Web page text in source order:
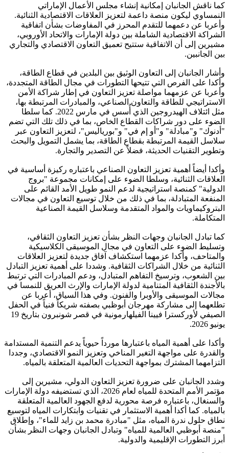
كما ناقش الجانبان إمكانية إنشاء مجلس الأعمال الإماراتي
النمساوي ليكون منصة داعمة لتعزيز العلاقات الاقتصادية الثنائية.
وأعربا عن دعمهما للتقدم المحرز في المفاوضات بشأن اتفاقية
الشراكة الاقتصادية الشاملة بين دولة الإمارات والاتحاد الأوروبي،
مشيرين إلى أن الاتفاقية ستتيح تعميق التعاون الاقتصادي والتجاري
بين الجانبين.
وأشار الجانبان إلى التعاون الوثيق بين البلدين في قطاع الطاقة،
وأكدا على الفرص التي تتيحها التطورات في مجال الطاقة المتجددة،
وأعربا عن عزمهما مواصلة تعزيز التعاون في إطار شراكة الأمن
الاستراتيجي للطاقة والتعاون الصناعي، والمبادرات المرتبطة بها،
مثل ائتلاف الهيدروجين الذي أُسس في مارس 2022. كما سلطا
الضوء على دور شراكات القطاع الخاص، بما في ذلك تلك التي تضم
"أدنوك" و"مبادلة" و"أو إم في" و"بورياليس"، لتعزيز التعاون عبر
سلاسل القيمة المرتبطة بقطاع الطاقة، بما يشمل التمويل والبحث
وتطوير التقنيات الحديثة، فضلاً عن التصدير والتجارة.
وأكدا أيضاً أهمية تعزيز التعاون الصناعي باعتباره ركيزة أساسية في
العلاقات الثنائية، وسلطا الضوء على إمكانات مجموعة "بروج
الدولية" كمنصة استراتيجية لدعم النمو طويل الأمد القائم على
المنفعة المتبادلة، بما في ذلك من خلال توسيع التعاون في مجالات
البتروكيماويات والمواد المتقدمة وسلاسل القيمة الصناعية
المتكاملة.
كما تبادل الجانبان وجهات النظر بشأن تعزيز التعاون الثقافي،
وتسليط الضوء على التعاون في مجال الموسيقى الكلاسيكية
والمتاحف، وأكدا عزمهما استكشاف آفاق جديدة لتعزيز العلاقات
الثنائية من خلال الشراكات الثقافية. وشددا على أهمية تعزيز التبادل
بين الشعوب، وترسيخ التفاهم المتبادل، ودعم المبادرات التي ترتبط
بالأجندة الثقافية المتنامية لدولة الإمارات والإرث العريق للنمسا في
مجالات الموسيقى والأوبرا والفنون. وفي هذا السياق، أعربا عن
تطلعهما إلى مشاركة مهرجان أبوظبي بصفته شريكاً فنياً في الحفل
الصيفي لأوركسترا فيينا الفيلهارمونية في قصر شونبرون بتاريخ 19
يونيو 2026.
وأكدا على أهمية المياه باعتبارها مورداً حيوياً يدعم التنمية المستدامة
والقدرة على مواجهة التغير المناخي وتعزيز النمو الاقتصادي، وجددا
التزامهما المشترك بمواجهة التحديات العالمية المتعلقة بالمياه.
وشدد الجانبان على ضرورة تعزيز التعاون الدولي، مشيرين إلى
مؤتمر الأمم المتحدة للمياه لعام 2026، الذي تستضيفه دولة الإمارات
والسنغال، باعتباره فرصة محورية لدفع الجهود العالمية المتعلقة
بالمياه. كما أكدا أهمية الاستثمار في تقنيات وابتكارات المياه لتوسيع
نطاق حلول ندرة المياه، مثل "مبادرة محمد بن زايد للماء"، وإطلاق
"منصة أبوظبي العالمية للمياه" وتبادل الجانبان وجهات النظر بشأن
أبرز التطورات الإقليمية والدولية.